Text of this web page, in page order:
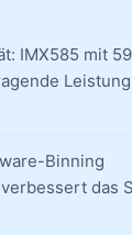
IMX585 mit
Binning
das